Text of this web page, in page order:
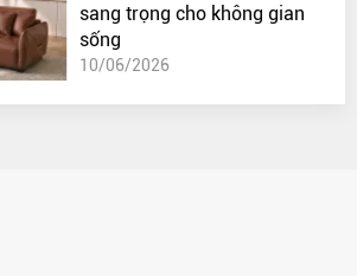
sang trọng cho không gian
sống
10/06/2026